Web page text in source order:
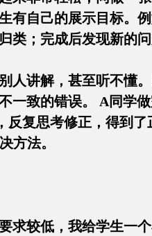
有自己的展示目标。
归类；完成后发现新
人讲解，甚至听不懂
一致的错误。 A同学
复思考修正，得到
决方法。
较低，我给学生一